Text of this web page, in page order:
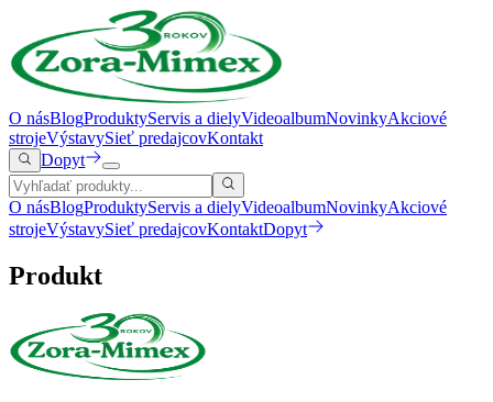
O násBlogProduktyServis a dielyVideoalbumNovinkyAkciové
strojeVýstavySieť predajcovKontakt
Dopyt
O násBlogProduktyServis a dielyVideoalbumNovinkyAkciové
strojeVýstavySieť predajcovKontaktDopyt
Produkt